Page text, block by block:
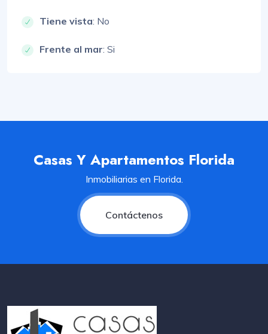
Tiene vista: No
Frente al mar: Si
Casas Y Apartamentos Florida
Inmobiliarias en Florida.
Contáctenos